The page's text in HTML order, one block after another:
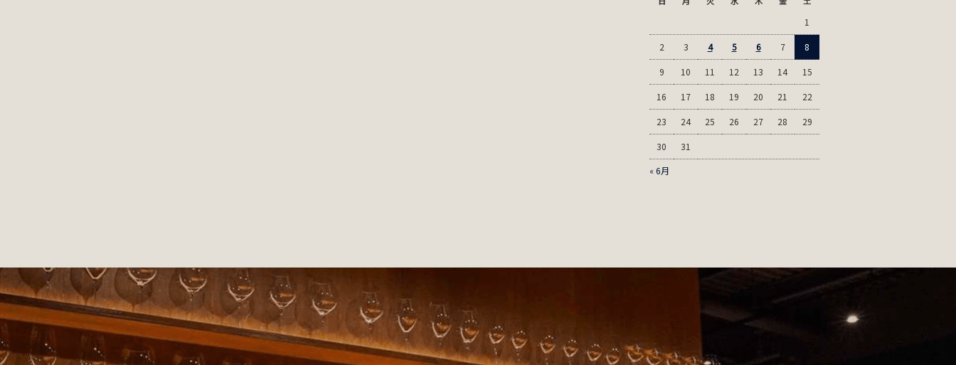
« 6月
1
2 3 4 5 6 7 8
9 10 11 12 13 14 15
16 17 18 19 20 21 22
23 24 25 26 27 28 29
30 31